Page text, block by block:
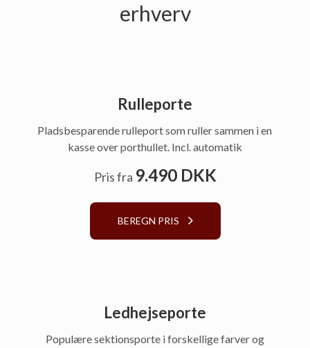
erhverv
Rulleporte
Pladsbesparende rulleport som ruller sammen i en
kasse over porthullet. Incl. automatik
Pris fra 9.490 DKK
BEREGN PRIS
Ledhejseporte
Populære sektionsporte i forskellige farver og